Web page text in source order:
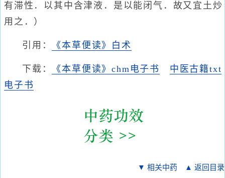
有滞性．以其中含津液．是以能闭气．故又宜土炒
用之．）
引用： 《本草便读》白术
下载： 《本草便读》chm电子书
中医古籍txt
电子书
▼ 相关中药 ▲ 返回目录